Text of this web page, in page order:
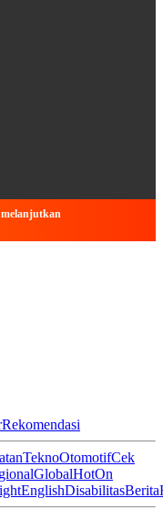
Rekomendasi
TeknoOtomotifCek
GlobalHotOn
EnglishDisabilitasBerita